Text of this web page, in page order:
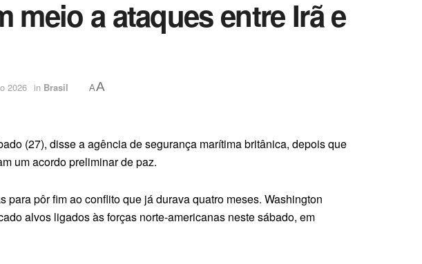
meio a ataques entre Irã e
2026 in Brasil AA
(27), disse a agência de segurança marítima britânica, depois que
um acordo preliminar de paz.
pôr fim ao conflito que já durava quatro meses. Washington
alvos ligados às forças norte-americanas neste sábado, em